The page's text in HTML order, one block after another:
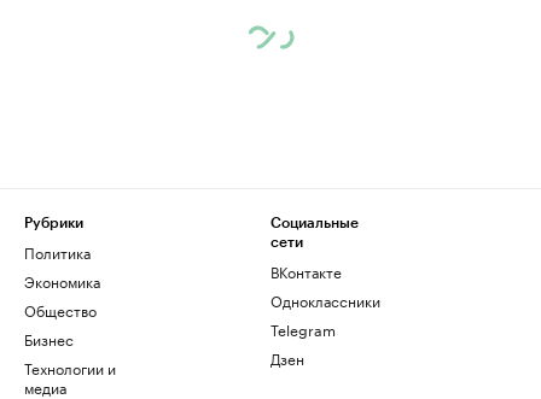
Рубрики
Политика
Экономика
Общество
Бизнес
Технологии и
медиа
Социальные
сети
ВКонтакте
Одноклассники
Telegram
Дзен